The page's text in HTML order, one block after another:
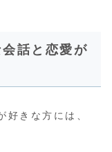
話と恋愛が
好きな方には、